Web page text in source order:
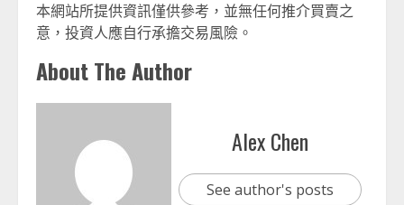
本網站所提供資訊僅供參考，並無任何推介買賣之
意，投資人應自行承擔交易風險。
About The Author
Alex Chen
See author's posts